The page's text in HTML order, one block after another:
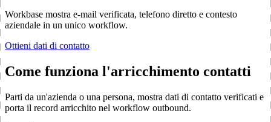
Workbase mostra e-mail verificata, telefono diretto e contesto
aziendale in un unico workflow.
Ottieni dati di contatto
Come funziona l'arricchimento contatti
Parti da un'azienda o una persona, mostra dati di contatto verificati e
porta il record arricchito nel workflow outbound.